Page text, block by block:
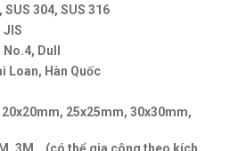
304, SUS 316
JIS
Dull
Loan, Hàn Quốc
25x25mm, 30x30mm,